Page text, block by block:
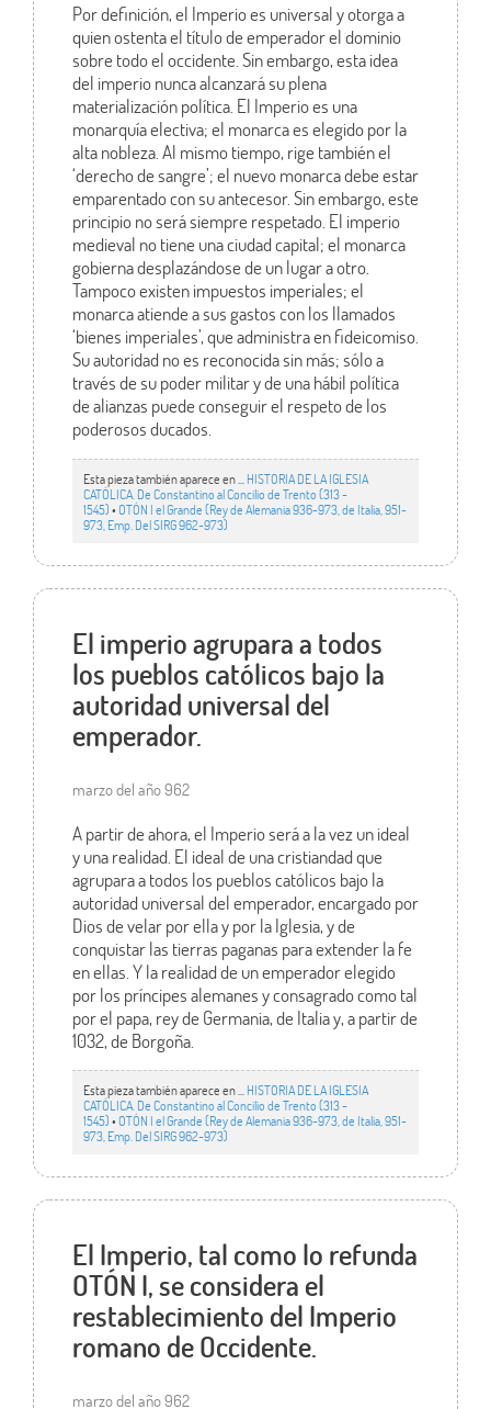
Por definición, el Imperio es universal y otorga a
quien ostenta el título de emperador el dominio
sobre todo el occidente. Sin embargo, esta idea
del imperio nunca alcanzará su plena
materialización política. El Imperio es una
monarquía electiva; el monarca es elegido por la
alta nobleza. Al mismo tiempo, rige también el
‘derecho de sangre’; el nuevo monarca debe estar
emparentado con su antecesor. Sin embargo, este
principio no será siempre respetado. El imperio
medieval no tiene una ciudad capital; el monarca
gobierna desplazándose de un lugar a otro.
Tampoco existen impuestos imperiales; el
monarca atiende a sus gastos con los llamados
‘bienes imperiales’, que administra en fideicomiso.
Su autoridad no es reconocida sin más; sólo a
través de su poder militar y de una hábil política
de alianzas puede conseguir el respeto de los
poderosos ducados.
Esta pieza también aparece en ... HISTORIA DE LA IGLESIA
CATÓLICA. De Constantino al Concilio de Trento (313 -
1545)•OTÓN I el Grande (Rey de Alemania 936-973, de Italia, 951-
973, Emp. Del SIRG 962-973)
El imperio agrupara a todos
los pueblos católicos bajo la
autoridad universal del
emperador.
marzo del año 962
A partir de ahora, el Imperio será a la vez un ideal
y una realidad. El ideal de una cristiandad que
agrupara a todos los pueblos católicos bajo la
autoridad universal del emperador, encargado por
Dios de velar por ella y por la Iglesia, y de
conquistar las tierras paganas para extender la fe
en ellas. Y la realidad de un emperador elegido
por los príncipes alemanes y consagrado como tal
por el papa, rey de Germania, de Italia y, a partir de
1032, de Borgoña.
Esta pieza también aparece en ... HISTORIA DE LA IGLESIA
CATÓLICA. De Constantino al Concilio de Trento (313 -
1545)•OTÓN I el Grande (Rey de Alemania 936-973, de Italia, 951-
973, Emp. Del SIRG 962-973)
El Imperio, tal como lo refunda
OTÓN I, se considera el
restablecimiento del Imperio
romano de Occidente.
marzo del año 962